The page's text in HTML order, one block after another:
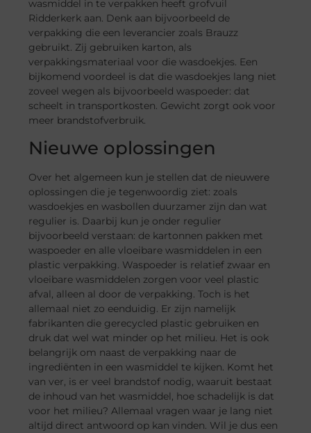
wasmiddel in te verpakken heeft grofvuil
Ridderkerk aan. Denk aan bijvoorbeeld de
verpakking die een leverancier zoals Brauzz
gebruikt. Zij gebruiken karton, als
verpakkingsmateriaal voor die wasdoekjes. Een
bijkomend voordeel is dat die wasdoekjes lang niet
zoveel wegen als bijvoorbeeld waspoeder: dat
scheelt in transportkosten. Gewicht zorgt ook voor
meer brandstofverbruik.
Nieuwe oplossingen
Over het algemeen kun je stellen dat de nieuwere
oplossingen die je tegenwoordig ziet: zoals
wasdoekjes en wasbollen duurzamer zijn dan wat
regulier is. Daarbij kun je onder regulier
bijvoorbeeld verstaan: de kartonnen pakken met
waspoeder en alle vloeibare wasmiddelen in een
plastic verpakking. Waspoeder is relatief zwaar en
vloeibare wasmiddelen zorgen voor veel plastic
afval, alleen al door de verpakking. Toch is het
allemaal niet zo eenduidig. Er zijn namelijk
fabrikanten die gerecycled plastic gebruiken en
druk dat wel wat minder op het milieu. Het is ook
belangrijk om naast de verpakking naar de
ingrediënten in een wasmiddel te kijken. Komt het
van ver, is er veel brandstof nodig, waaruit bestaat
de inhoud van het wasmiddel, hoe schadelijk is dat
voor het milieu? Allemaal vragen waar je lang niet
altijd direct antwoord op kan vinden. Wil je dus een